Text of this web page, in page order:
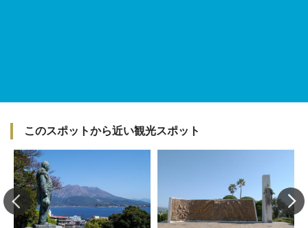
このスポットから近い観光スポット